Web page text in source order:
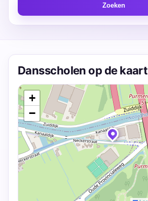
Zoeken
Dansscholen op de kaart
+
−